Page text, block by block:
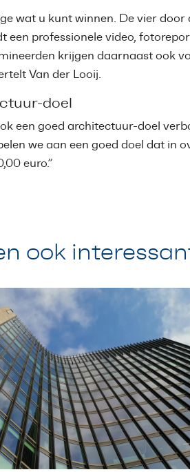
wat u kunt winnen. De vier
een professionele video,
krijgen daarnaast ook
Van der Looij.
doel
een goed architectuur-doel
we aan een goed doel dat in
euro.”
ook